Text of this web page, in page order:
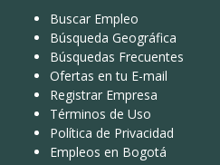
Buscar Empleo
Búsqueda Geográfica
Búsquedas Frecuentes
Ofertas en tu E-mail
Registrar Empresa
Términos de Uso
Política de Privacidad
Empleos en Bogotá